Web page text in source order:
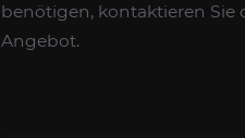
benötigen, kontaktieren Sie
Angebot.